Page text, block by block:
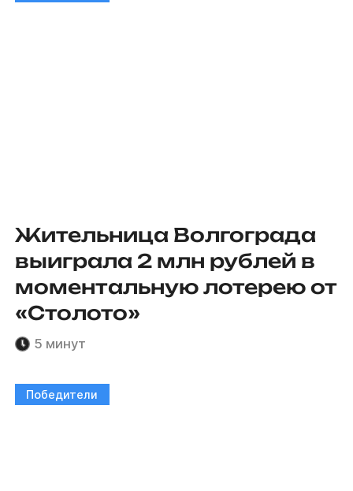
Жительница Волгограда
выиграла 2 млн рублей в
моментальную лотерею от
«Столото»
5 минут
Победители